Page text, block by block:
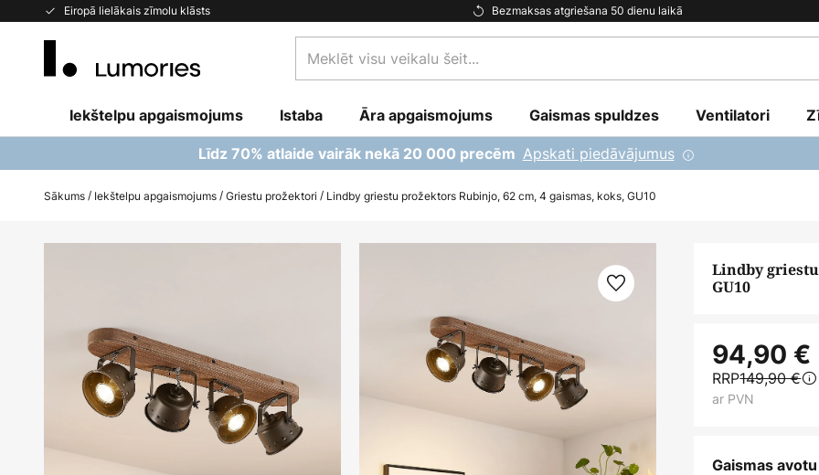
Eiropā lielākais zīmolu klāsts Bezmaksas atgriešana 50 dienu laikā
Skip
visu
šeit...
Iekštelpu apgaismojums Istaba Āra apgaismojums Gaismas spuldzes Ventilatori
Līdz 70% atlaide vairāk nekā 20 000 precēm Apskati piedāvājumus
Sākums Iekštelpu apgaismojums Griestu prožektori Lindby griestu prožektors Rubinjo, 62 cm, 4 gaismas, koks, GU10
Lindby
GU10
94,90 €
RRP149,90 €
ar PVN
Gaismas